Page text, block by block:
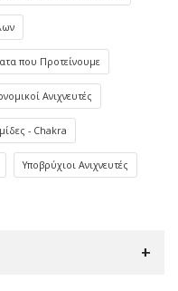
που Προτείνουμε
Ανιχνευτές
- Chakra
Υποβρύχιοι Ανιχνευτές